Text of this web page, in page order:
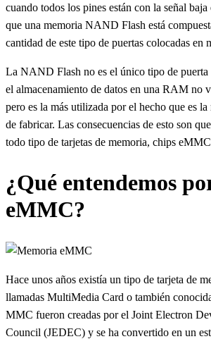
cuando todos los pines están con la señal
que una memoria NAND Flash está
cantidad de este tipo de puertas colocadas en
La NAND Flash no es el único tipo de puerta
el almacenamiento de datos en una RAM no
pero es la más utilizada por el hecho que es la
de fabricar. Las consecuencias de esto son
todo tipo de tarjetas de memoria, chips
¿Qué entendemos
eMMC?
Hace unos años existía un tipo de tarjeta de
llamadas MultiMedia Card o también
MMC fueron creadas por el Joint Electron
Council (JEDEC) y se ha convertido en un